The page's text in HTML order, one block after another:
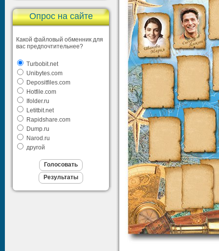
Опрос на сайте
Какой файловый обменник для
вас предпочтительнее?
Turbobit.net
Unibytes.com
Depositfiles.com
Hotfile.com
Ifolder.ru
Letitbit.net
Rapidshare.com
Dump.ru
Narod.ru
другой